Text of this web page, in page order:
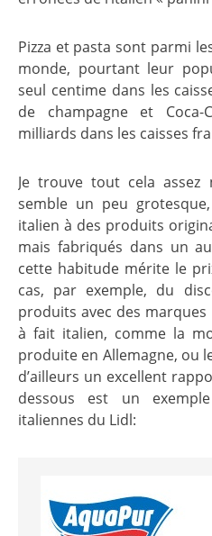
Pizza et pasta sont parmi
monde, pourtant leur
seul centime dans les
de champagne et
milliards dans les caisses
Je trouve tout cela
semble un peu
italien à des produits
mais fabriqués dans un
cette habitude mérite le
cas, par exemple, du
produits avec des
à fait italien, comme la
produite en Allemagne, ou
d’ailleurs un excellent
dessous est un
italiennes du Lidl: